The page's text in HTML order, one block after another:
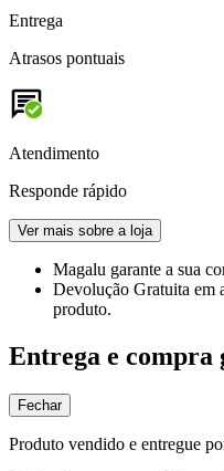
Entrega
Atrasos pontuais
Atendimento
Responde rápido
Ver mais sobre a loja
Magalu garante a sua
Devolução Gratuita em
produto.
Entrega e compra
Fechar
Produto vendido e entregue